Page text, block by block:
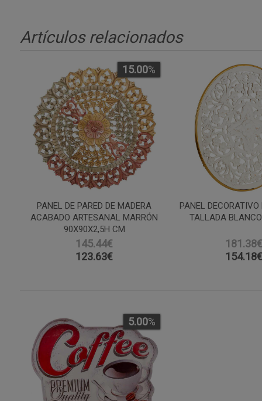
Artículos relacionados
PANEL DE PARED DE MADERA
ACABADO ARTESANAL MARRÓN
90X90X2,5H CM
145.44€
15.00%
123.63€
PANEL
TALLADA
181.38€
154.18€
5.00%